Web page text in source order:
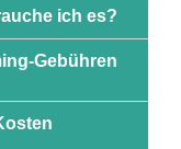
ich es?
Gebühren